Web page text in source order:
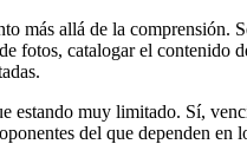
más allá de la
catalogar el contenido
muy limitado. Sí,
del que dependen